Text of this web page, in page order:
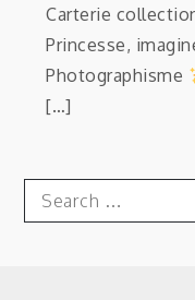
Carterie
Princesse,
Photographisme
[…]
Search
for: